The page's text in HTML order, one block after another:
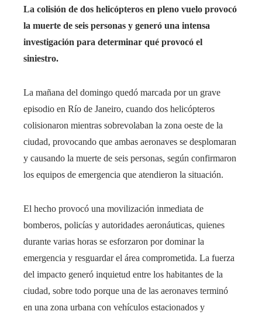
La colisión de dos helicópteros en pleno vuelo provocó
la muerte de seis personas y generó una intensa
investigación para determinar qué provocó el
siniestro.
La mañana del domingo quedó marcada por un grave
episodio en Río de Janeiro, cuando dos helicópteros
colisionaron mientras sobrevolaban la zona oeste de la
ciudad, provocando que ambas aeronaves se desplomaran
y causando la muerte de seis personas, según confirmaron
los equipos de emergencia que atendieron la situación.
El hecho provocó una movilización inmediata de
bomberos, policías y autoridades aeronáuticas, quienes
durante varias horas se esforzaron por dominar la
emergencia y resguardar el área comprometida. La fuerza
del impacto generó inquietud entre los habitantes de la
ciudad, sobre todo porque una de las aeronaves terminó
en una zona urbana con vehículos estacionados y